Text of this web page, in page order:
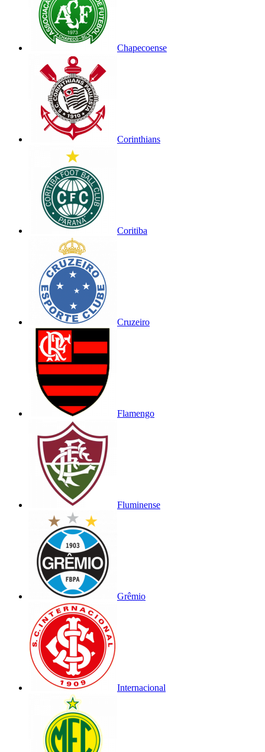
Chapecoense
Corinthians
Coritiba
Cruzeiro
Flamengo
Fluminense
Grêmio
Internacional